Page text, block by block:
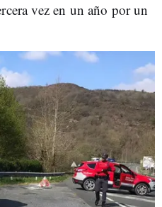
vez en un año por un